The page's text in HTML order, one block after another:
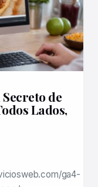
de
Lados,
ga4-